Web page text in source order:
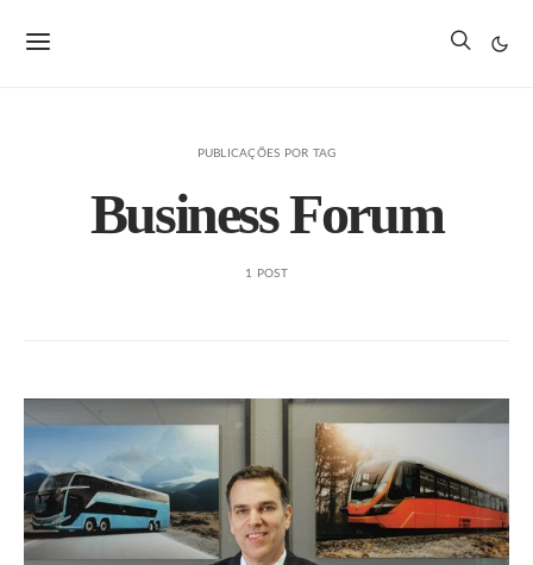
PUBLICAÇÕES POR TAG
Business Forum
1 POST